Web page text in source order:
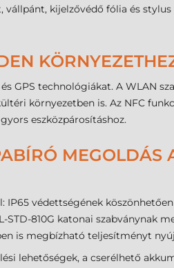
kijelzővédő fólia és stylus
GPS technológiákat. A WLAN
környezetben is. Az NFC
eszközpárosításhoz.
MEGOLDÁS
védettségének
810G katonai szabványnak
is megbízható teljesítményt
lehetőségek, a cserélhető